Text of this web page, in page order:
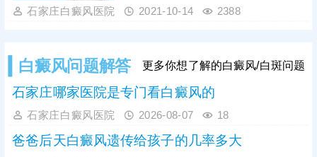
石家庄白癜风医院 2021-10-14 2388
白癜风问题解答 更多你想了解的白癜风/白斑问题
石家庄哪家医院是专门看白癜风的
石家庄白癜风医院 2026-08-07 18
爸爸后天白癜风遗传给孩子的几率多大